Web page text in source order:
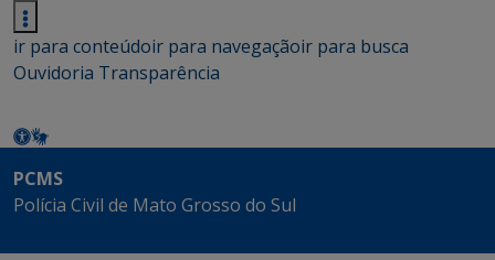
ir para conteúdoir para navegaçãoir para busca
Ouvidoria Transparência
PCMS
Polícia Civil de Mato Grosso do Sul